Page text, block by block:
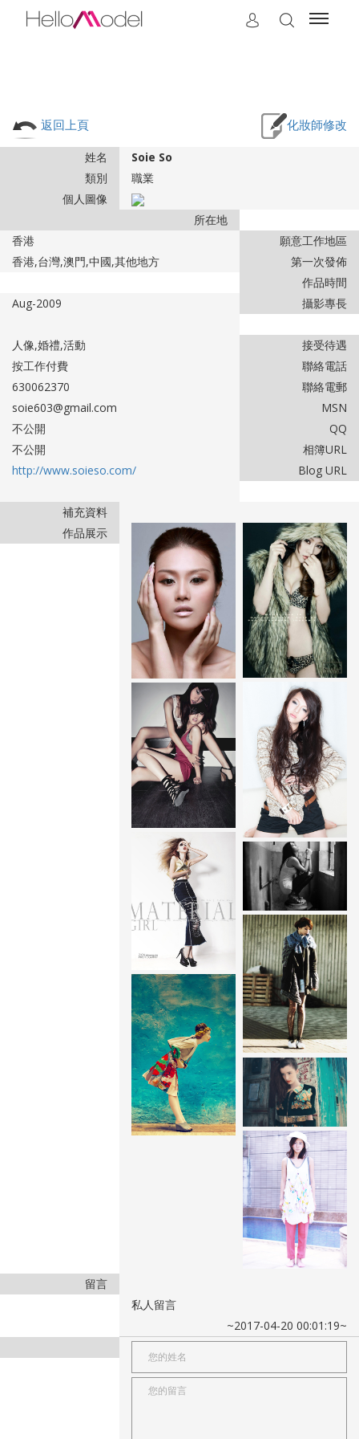
返回上頁 化妝師修改
姓名
Soie So
類別
職業
個人圖像
所在地
香港
願意工作地區
香港,台灣,澳門,中國,其他地方
第一次發佈
作品時間
Aug-2009
攝影專長
人像,婚禮,活動
接受待遇
按工作付費
聯絡電話
630062370
聯絡電郵
soie603@gmail.com
MSN
不公開
QQ
不公開
相簿URL
http://www.soieso.com/
Blog URL
補充資料
作品展示
留言
私人留言
~2017-04-20 00:01:19~